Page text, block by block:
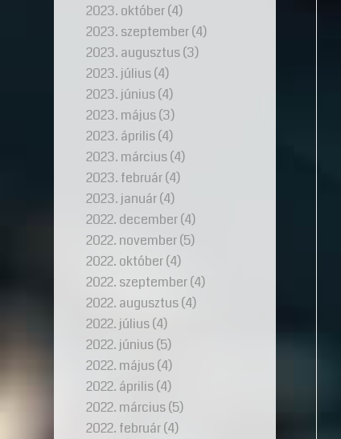
2023. október(4)
2023. szeptember(4)
2023. augusztus(3)
2023. július(4)
2023. június(4)
2023. május(3)
2023. április(4)
2023. március(4)
2023. február(4)
2023. január(4)
2022. december(4)
2022. november(5)
2022. október(4)
2022. szeptember(4)
2022. augusztus(4)
2022. július(4)
2022. június(5)
2022. május(4)
2022. április(4)
2022. március(5)
2022. február(4)